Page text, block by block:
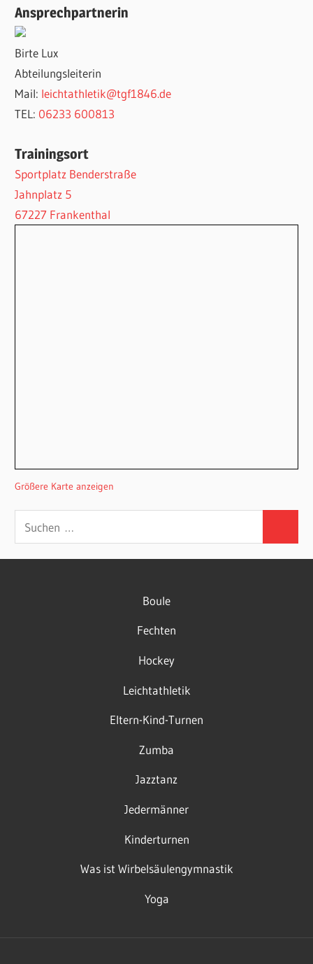
Ansprechpartnerin
Birte Lux
Abteilungsleiterin
Mail: leichtathletik@tgf1846.de
TEL: 06233 600813
Trainingsort
Sportplatz Benderstraße
Jahnplatz 5
67227 Frankenthal
Größere Karte anzeigen
nach:
Boule
Fechten
Hockey
Leichtathletik
Eltern-Kind-Turnen
Zumba
Jazztanz
Jedermänner
Kinderturnen
Was ist Wirbelsäulengymnastik
Yoga